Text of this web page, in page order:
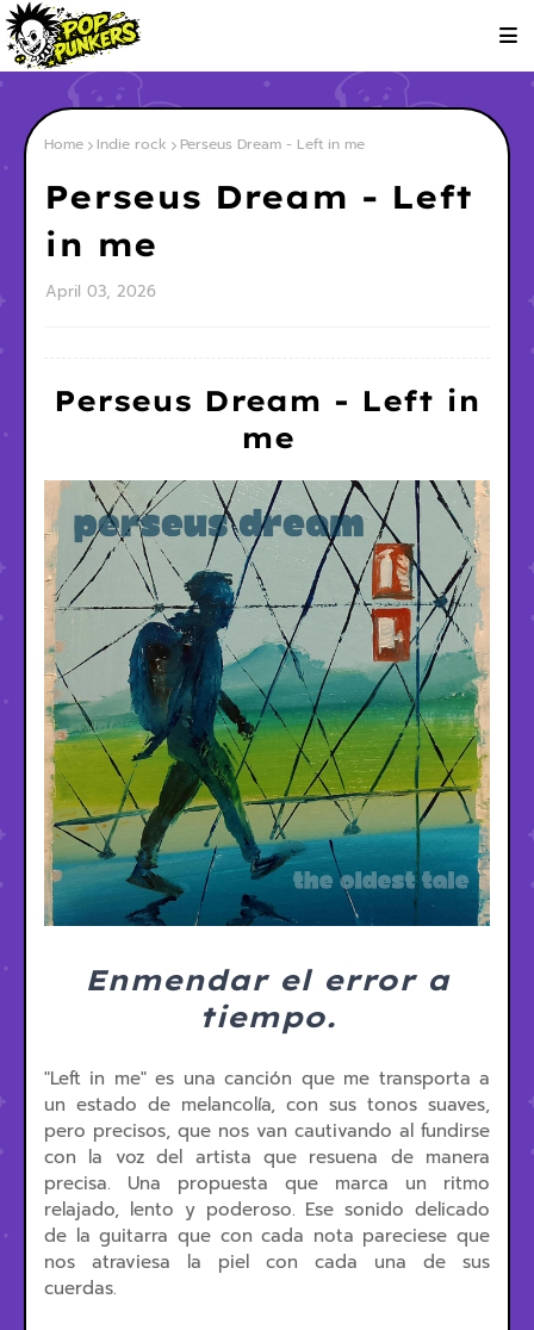
Home Indie rock Perseus Dream - Left in me
Perseus Dream - Left
in me
April 03, 2026
Perseus Dream - Left in
me
Enmendar el error a
tiempo.
"Left in me" es una canción que me transporta a
un estado de melancolía, con sus tonos suaves,
pero precisos, que nos van cautivando al fundirse
con la voz del artista que resuena de manera
precisa. Una propuesta que marca un ritmo
relajado, lento y poderoso. Ese sonido delicado
de la guitarra que con cada nota pareciese que
nos atraviesa la piel con cada una de sus
cuerdas.